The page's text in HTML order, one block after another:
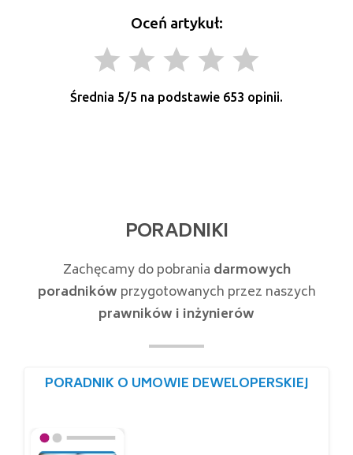
Oceń artykuł:
grade grade grade grade grade
Średnia 5/5 na podstawie 653 opinii.
PORADNIKI
Zachęcamy do pobrania darmowych
poradników przygotowanych przez naszych
prawników i inżynierów
PORADNIK O UMOWIE DEWELOPERSKIEJ